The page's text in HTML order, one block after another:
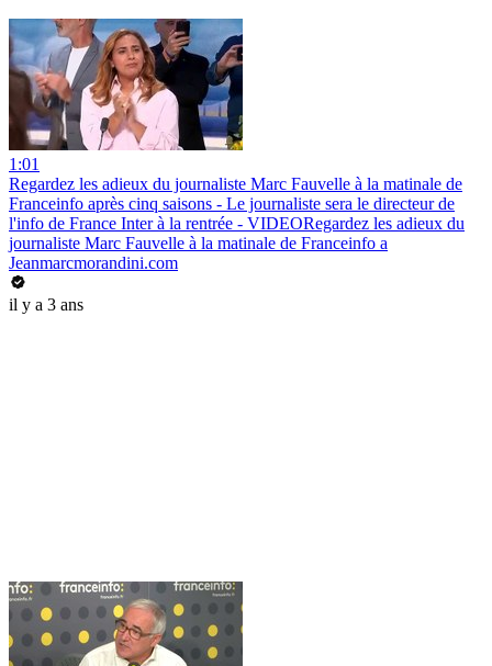
1:01
Regardez les adieux du journaliste Marc Fauvelle à la matinale de
Franceinfo après cinq saisons - Le journaliste sera le directeur de
l'info de France Inter à la rentrée - VIDEORegardez les adieux du
journaliste Marc Fauvelle à la matinale de Franceinfo a
Jeanmarcmorandini.com
il y a 3 ans